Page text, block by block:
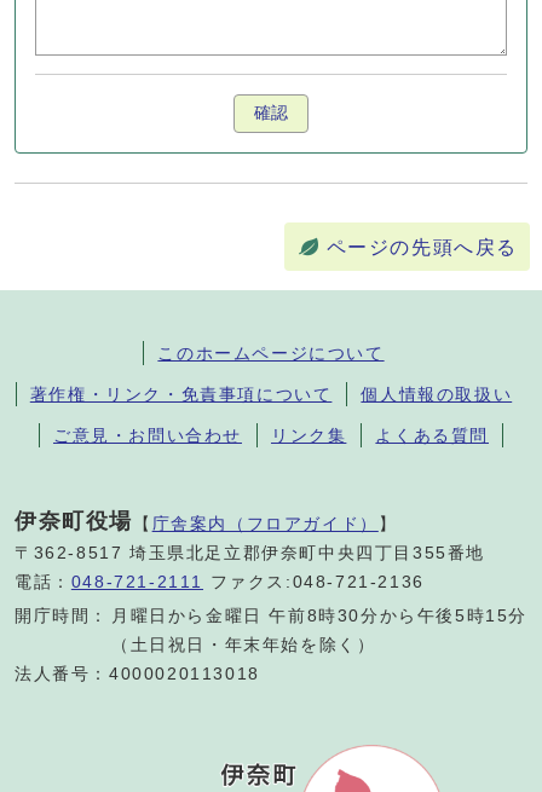
確認
ページの先頭へ戻る
このホームページについて
著作権・リンク・免責事項について 個人情報の取扱い
ご意見・お問い合わせ リンク集 よくある質問
伊奈町役場 【 庁舎案内（フロアガイド） 】
〒362-8517 埼玉県北足立郡伊奈町中央四丁目355番地
電話： 048-721-2111
ファクス:048-721-2136
開庁時間：
月曜日から金曜日 午前8時30分から午後5時15分
（土日祝日・年末年始を除く）
法人番号：4000020113018